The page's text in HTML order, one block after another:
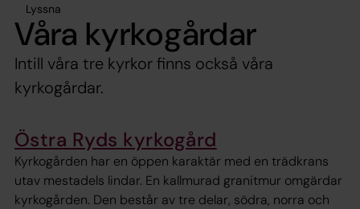
Lyssna
Våra kyrkogårdar
Intill våra tre kyrkor finns också våra
kyrkogårdar.
Östra Ryds kyrkogård
Kyrkogården har en öppen karaktär med en trädkrans
utav mestadels lindar. En kallmurad granitmur omgärdar
kyrkogården. Den består av tre delar, södra, norra och